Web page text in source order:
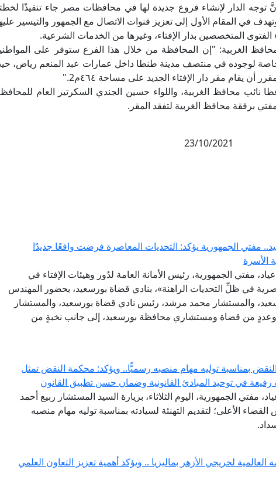
توجه الدار لإنشاء فروع جديدة لها في محافظات مصر جاء تنفيذًا
وتهدف في المقام الأول إلى تعزيز قنوات الاتصال مع الجمهور والتيسير
المتخصصين بدار الإفتاء، وغيرها من الخدمات الشرعية.
الغربية: "إن المحافظة من خلال هذا الفرع ستوفر على
لوجوده في منتصف مدينة طنطا داخل عمارات عبد المنعم رياض،
أن يقام مقر دار الإفتاء الجديد على مساحة ٤٦٤م2."
نائب محافظ الغربية، واللواء حسين الجندي السكرتير العام
برفقة محافظ الغربية لتفقد المقر.
23/10/2021
مفتي الجمهورية يؤكد: التحديات المعاصرة فرضت واقعًا جديدًا
الأسرة
مفتي الجمهورية، رئيس الأمانة العامة لدُور وهيئات الإفتاء في
في ظلِّ التحديات الراهنة»، بنادي قضاة بورسعيد، بحضور المهندس
والمستشار محمد مرشد، رئيس نادي قضاة بورسعيد، والمستشار
وعددٍ من قضاة ومستشاري محافظة بورسعيد، إلى جانب نخبةٍ من
بمناسبة توليه مهام منصبه رسميًّا.. ويؤكد: محكمة النقض تمثل
في توحيد المبادئ القانونية وضمان حسن تطبيق القانون
مفتي الجمهورية، اليوم الثلاثاء، بزيارة السيد المستشار ربيع أحمد
الأعلى؛ لتقديم التهنئة لسيادته بمناسبة توليه مهام منصبه
لخريجي الأزهر بماليزيا .. ويؤكد أهمية تعزيز التعاون العلمي